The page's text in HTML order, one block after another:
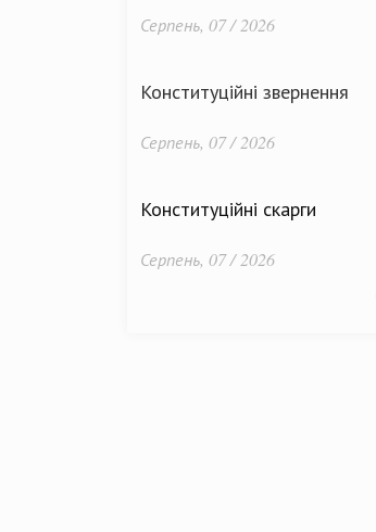
Серпень, 07 / 2026
Конституційні звернення
Серпень, 07 / 2026
Конституційні скарги
Серпень, 07 / 2026